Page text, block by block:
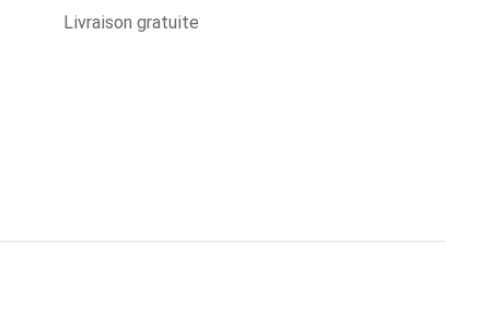
livraison gratuite